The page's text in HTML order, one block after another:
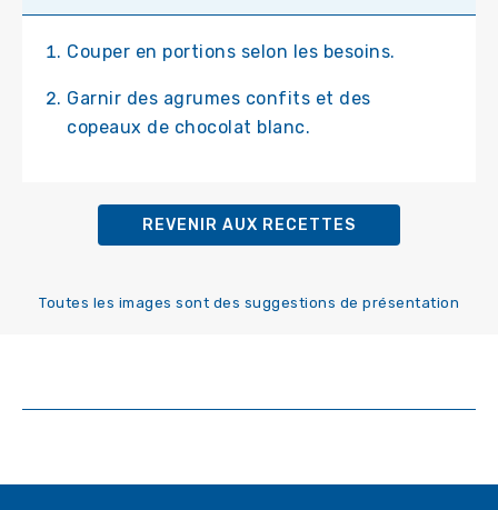
Couper en portions selon les besoins.
Garnir des agrumes confits et des
copeaux de chocolat blanc.
REVENIR AUX RECETTES
Toutes les images sont des suggestions de présentation